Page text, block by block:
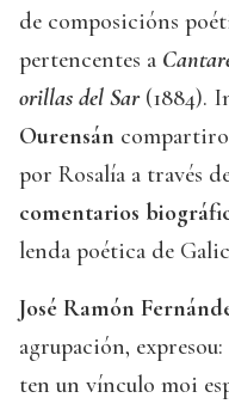
de composicións
pertencentes a
orillas del Sar(1884).
Ourensán
por Rosalía a través
comentarios
lenda poética de
José Ramón
agrupación,
ten un vínculo moi